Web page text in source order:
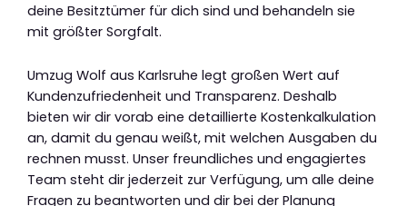
deine Besitztümer für dich sind und behandeln sie
mit größter Sorgfalt.
Umzug Wolf aus Karlsruhe legt großen Wert auf
Kundenzufriedenheit und Transparenz. Deshalb
bieten wir dir vorab eine detaillierte Kostenkalkulation
an, damit du genau weißt, mit welchen Ausgaben du
rechnen musst. Unser freundliches und engagiertes
Team steht dir jederzeit zur Verfügung, um alle deine
Fragen zu beantworten und dir bei der Planung